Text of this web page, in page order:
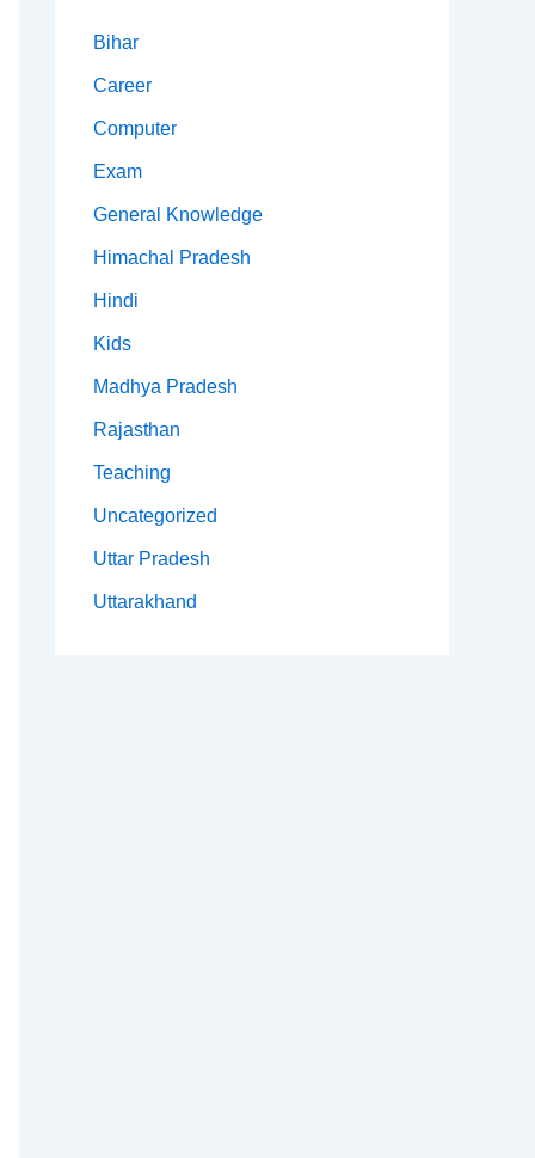
Bihar
Career
Computer
Exam
General Knowledge
Himachal Pradesh
Hindi
Kids
Madhya Pradesh
Rajasthan
Teaching
Uncategorized
Uttar Pradesh
Uttarakhand